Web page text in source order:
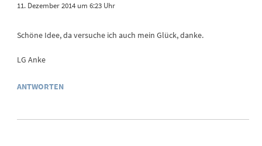
11. Dezember 2014 um 6:23 Uhr
Schöne Idee, da versuche ich auch mein Glück, danke.
LG Anke
ANTWORTEN